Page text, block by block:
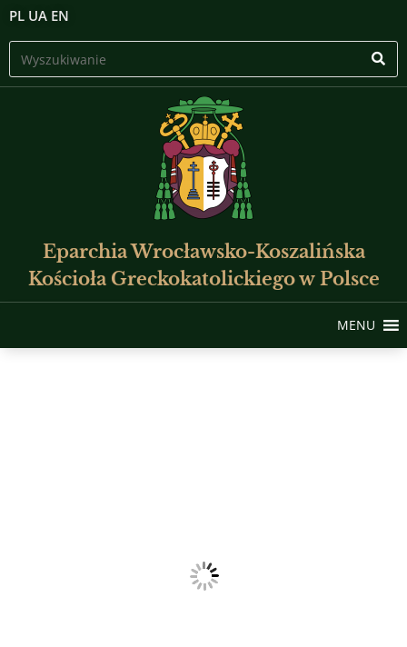
PL UA EN
Eparchia Wrocławsko-Koszalińska
Kościoła Greckokatolickiego w Polsce
MENU